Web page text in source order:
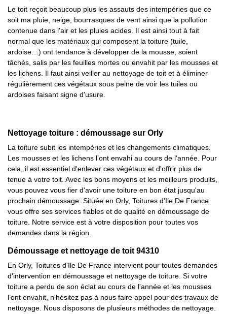
Le toit reçoit beaucoup plus les assauts des intempéries que ce
soit ma pluie, neige, bourrasques de vent ainsi que la pollution
contenue dans l'air et les pluies acides. Il est ainsi tout à fait
normal que les matériaux qui composent la toiture (tuile,
ardoise…) ont tendance à développer de la mousse, soient
tâchés, salis par les feuilles mortes ou envahit par les mousses et
les lichens. Il faut ainsi veiller au nettoyage de toit et à éliminer
régulièrement ces végétaux sous peine de voir les tuiles ou
ardoises faisant signe d'usure.
Nettoyage toiture : démoussage sur Orly
La toiture subit les intempéries et les changements climatiques.
Les mousses et les lichens l’ont envahi au cours de l'année. Pour
cela, il est essentiel d'enlever ces végétaux et d'offrir plus de
tenue à votre toit. Avec les bons moyens et les meilleurs produits,
vous pouvez vous fier d'avoir une toiture en bon état jusqu'au
prochain démoussage. Située en Orly, Toitures d'Ile De France
vous offre ses services fiables et de qualité en démoussage de
toiture. Notre service est à votre disposition pour toutes vos
demandes dans la région.
Démoussage et nettoyage de toit 94310
En Orly, Toitures d'Ile De France intervient pour toutes demandes
d'intervention en démoussage et nettoyage de toiture. Si votre
toiture a perdu de son éclat au cours de l'année et les mousses
l’ont envahit, n'hésitez pas à nous faire appel pour des travaux de
nettoyage. Nous disposons de plusieurs méthodes de nettoyage.